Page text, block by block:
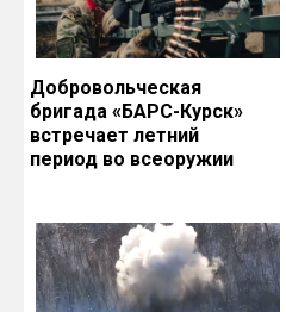
Добровольческая
бригада «БАРС-Курск»
встречает летний
период во всеоружии